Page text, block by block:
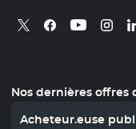
Retrouvez nous sur X
- Nouvelle fenêtre
Retrouvez nous
- Nouvelle
Retrouvez
- -
Nos dernières offres
Acheteur.euse